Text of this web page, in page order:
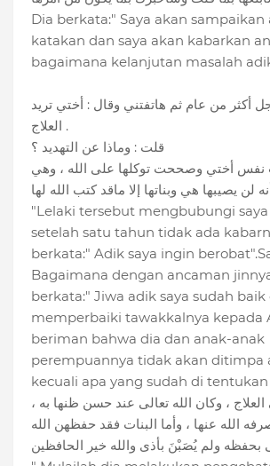
Dia berkata:" Saya akan sampaikan
katakan dan saya akan kabarkan
bagaimana kelanjutan masalah
أكثر من عام ثم هاتفتني وقال : أختي تريد
العلاج .
قلت : وماذا عن التهديد ؟
نفس أختي وصححت توكلها على الله ، وهي
"Lelaki tersebut mengbubungi
setelah satu tahun tidak ada
berkata:" Adik saya ingin
Bagaimana dengan ancaman
berkata:" Jiwa adik saya sudah
memperbaiki tawakkalnya kepada
beriman bahwa dia dan anak-anak
perempuannya tidak akan ditimpa
kecuali apa yang sudah di
، وكان الله تعالى عند حسن ظنها به ،
الله عنها ، وأما البنات فقد حفظهن الله